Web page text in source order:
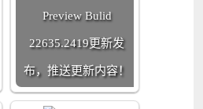
Preview Bulid
22635.2419更新发
布，推送更新内容！